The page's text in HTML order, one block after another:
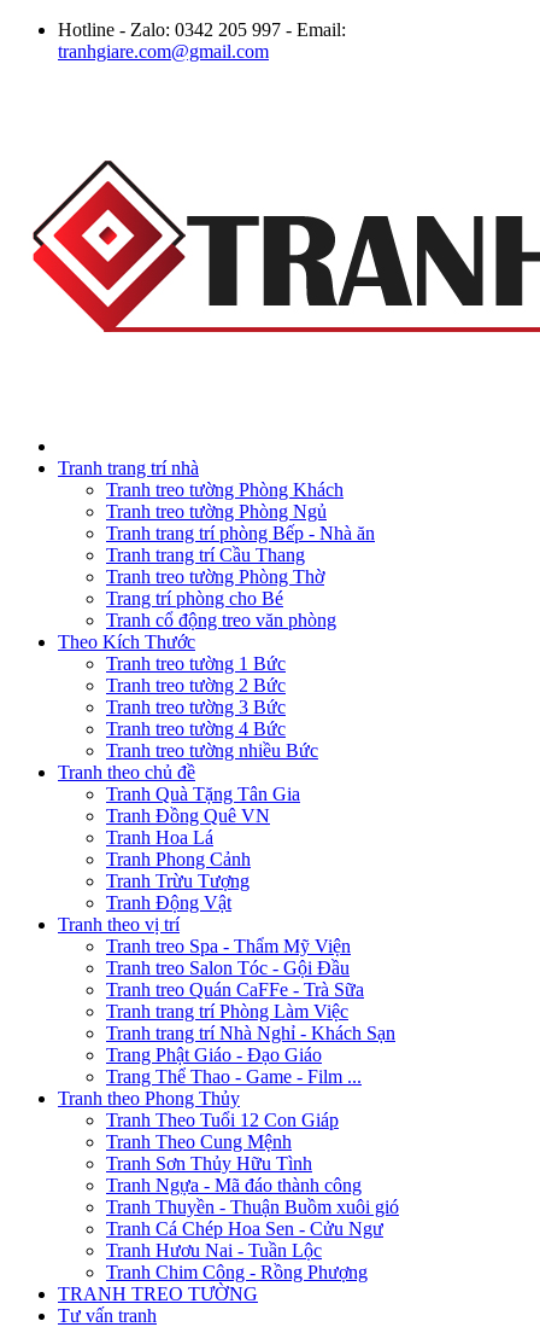
Hotline - Zalo: 0342 205 997 - Email:
tranhgiare.com@gmail.com
Tranh trang trí nhà
Tranh treo tường Phòng Khách
Tranh treo tường Phòng Ngủ
Tranh trang trí phòng Bếp - Nhà ăn
Tranh trang trí Cầu Thang
Tranh treo tường Phòng Thờ
Trang trí phòng cho Bé
Tranh cổ động treo văn phòng
Theo Kích Thước
Tranh treo tường 1 Bức
Tranh treo tường 2 Bức
Tranh treo tường 3 Bức
Tranh treo tường 4 Bức
Tranh treo tường nhiều Bức
Tranh theo chủ đề
Tranh Quà Tặng Tân Gia
Tranh Đồng Quê VN
Tranh Hoa Lá
Tranh Phong Cảnh
Tranh Trừu Tượng
Tranh Động Vật
Tranh theo vị trí
Tranh treo Spa - Thẩm Mỹ Viện
Tranh treo Salon Tóc - Gội Đầu
Tranh treo Quán CaFFe - Trà Sữa
Tranh trang trí Phòng Làm Việc
Tranh trang trí Nhà Nghỉ - Khách Sạn
Trang Phật Giáo - Đạo Giáo
Trang Thể Thao - Game - Film ...
Tranh theo Phong Thủy
Tranh Theo Tuổi 12 Con Giáp
Tranh Theo Cung Mệnh
Tranh Sơn Thủy Hữu Tình
Tranh Ngựa - Mã đáo thành công
Tranh Thuyền - Thuận Buồm xuôi gió
Tranh Cá Chép Hoa Sen - Cửu Ngư
Tranh Hươu Nai - Tuần Lộc
Tranh Chim Công - Rồng Phượng
TRANH TREO TƯỜNG
Tư vấn tranh